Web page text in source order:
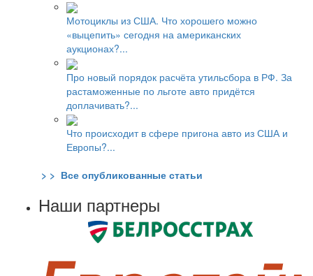
Мотоциклы из США. Что хорошего можно
«выцепить» сегодня на американских
аукционах?...
Про новый порядок расчёта утильсбора в РФ. За
растаможенные по льготе авто придётся
доплачивать?...
Что происходит в сфере пригона авто из США и
Европы?...
> > Все опубликованные статьи
Наши партнеры